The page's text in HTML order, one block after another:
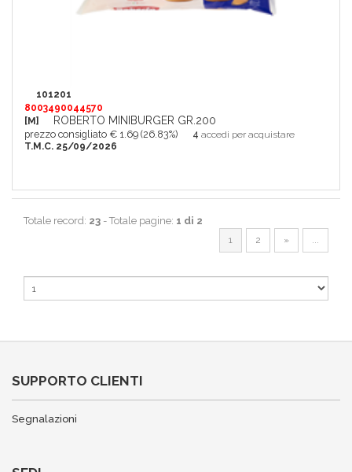
101201
8003490044570
[M]
ROBERTO MINIBURGER GR.200
prezzo consigliato € 1.69 (26.83%) 4 accedi per acquistare
T.M.C. 25/09/2026
Totale record: 23 - Totale pagine: 1 di 2
1 2 » ...
SUPPORTO CLIENTI
Segnalazioni